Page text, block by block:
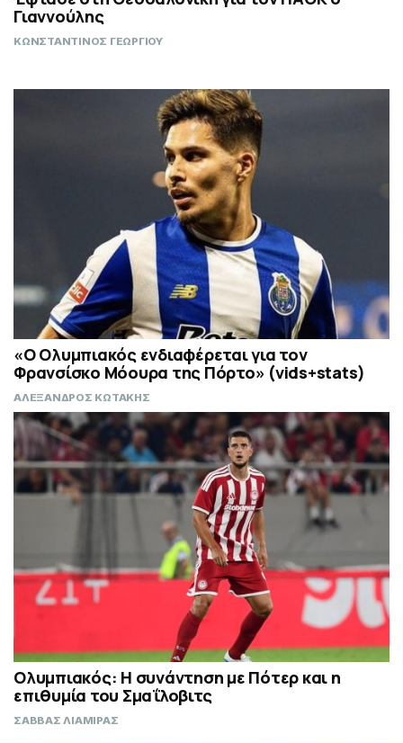
Γιαννούλης
ΚΩΝΣΤΑΝΤΙΝΟΣ ΓΕΩΡΓΙΟΥ
«Ο Ολυμπιακός ενδιαφέρεται για τον
Φρανσίσκο Μόουρα της Πόρτο» (vids+stats)
ΑΛΕΞΑΝΔΡΟΣ ΚΩΤΑΚΗΣ
Ολυμπιακός: Η συνάντηση με Πότερ και η
επιθυμία του Σμαΐλοβιτς
ΣΑΒΒΑΣ ΛΙΑΜΙΡΑΣ